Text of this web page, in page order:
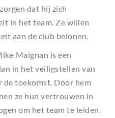
dat hij zich
in het team. Ze willen
aan de club belonen.
Maignan is een
in het veiligstellen van
toekomst. Door hem
ze hun vertrouwen in
om het team te leiden.